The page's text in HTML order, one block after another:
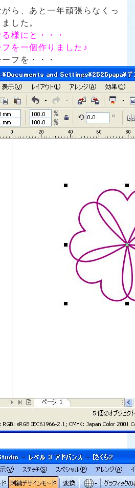
ら、あと一年頑張らなくっ
した。
様にと・・・
を一個作りました♪
フを・・・